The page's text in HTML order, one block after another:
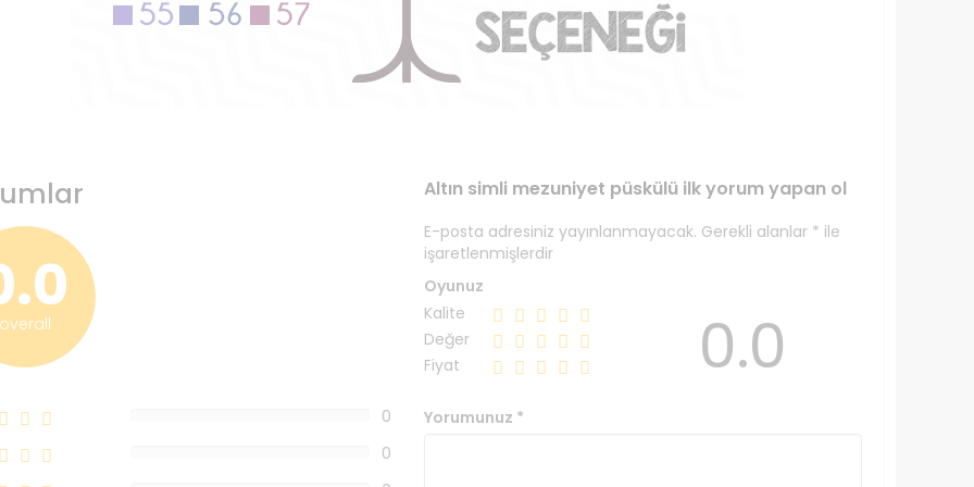
0
0
Altın simli mezuniyet püskülü ilk yorum yapan ol
E-posta adresiniz yayınlanmayacak. Gerekli alanlar * ile
işaretlenmişlerdir
Oyunuz
Kalite
Değer
Fiyat
0.0
Yorumunuz *